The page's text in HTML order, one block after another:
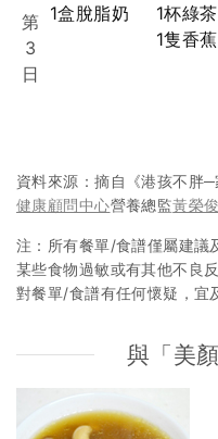
第
3
日
1盒脫脂奶
1杯綠茶
1隻香蕉
資料來源：摘自《港孩不胖
健康顧問中心營養總監黃榮
注：所有餐單/食譜僅屬建議
某些食物過敏或有其他不良
對餐單/食譜有任何懷疑，宜
與「美